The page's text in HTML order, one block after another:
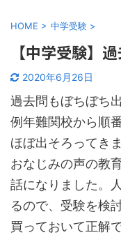
HOME > 中学受験 >
【中学受験】
2020年6月26日
過去問もぼちぼち
例年難関校から順
ほぼ出そろってきま
おなじみの声の教
話になりました。
るので、受験を検
買っておいて正解で